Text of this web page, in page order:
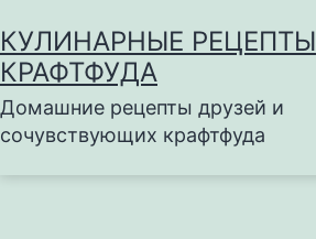
к
содержимому
КУЛИНАРНЫЕ РЕЦЕПТЫ
КРАФТФУДА
Домашние рецепты друзей и
сочувствующих крафтфуда